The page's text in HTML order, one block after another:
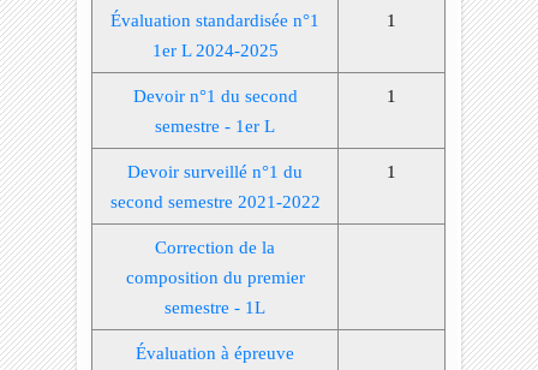
Évaluation standardisée n°1
1er L 2024-2025
1
Devoir n°1 du second
semestre - 1er L
1
Devoir surveillé n°1 du
second semestre 2021-2022
1
Correction de la
composition du premier
semestre - 1L
Évaluation à épreuve